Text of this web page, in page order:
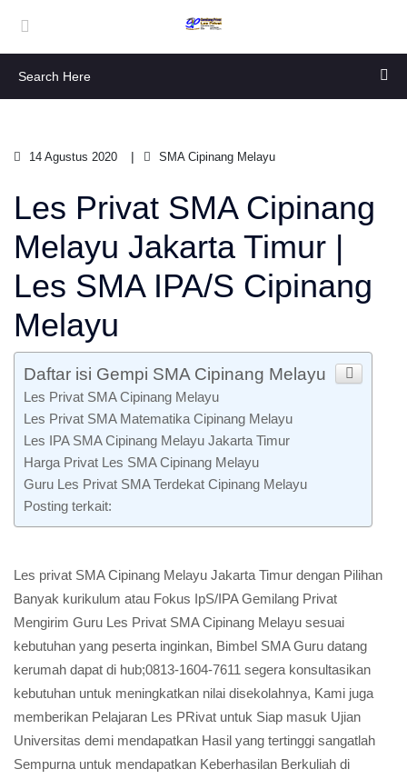
14 Agustus 2020 SMA Cipinang Melayu
Les Privat SMA Cipinang
Melayu Jakarta Timur |
Les SMA IPA/S Cipinang
Melayu
Daftar isi Gempi SMA Cipinang Melayu
Les Privat SMA Cipinang Melayu
Les Privat SMA Matematika Cipinang Melayu
Les IPA SMA Cipinang Melayu Jakarta Timur
Harga Privat Les SMA Cipinang Melayu
Guru Les Privat SMA Terdekat Cipinang Melayu
Posting terkait:
Les privat SMA Cipinang Melayu Jakarta Timur dengan Pilihan
Banyak kurikulum atau Fokus IpS/IPA Gemilang Privat
Mengirim Guru Les Privat SMA Cipinang Melayu sesuai
kebutuhan yang peserta inginkan, Bimbel SMA Guru datang
kerumah dapat di hub;0813-1604-7611 segera konsultasikan
kebutuhan untuk meningkatkan nilai disekolahnya, Kami juga
memberikan Pelajaran Les PRivat untuk Siap masuk Ujian
Universitas demi mendapatkan Hasil yang tertinggi sangatlah
Sempurna untuk mendapatkan Keberhasilan Berkuliah di